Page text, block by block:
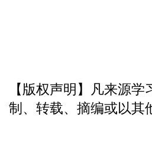
【版权声明】凡来源
制、转载、摘编或以其